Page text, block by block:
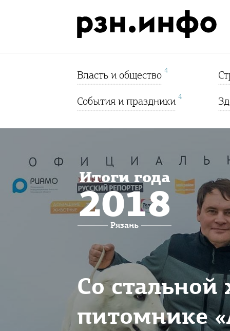
Власть и общество 4
События и праздники 4
Итоги года
2018
Рязань
Со стальной
питомнике